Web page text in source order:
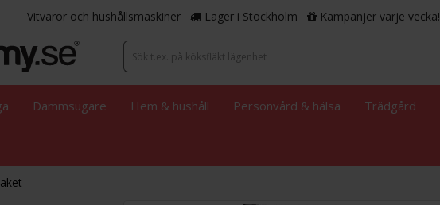
Vitvaror och hushållsmaskiner Lager i Stockholm Kampanjer varje vecka!
Dammsugare Hem & hushåll Personvård & hälsa Trädgård